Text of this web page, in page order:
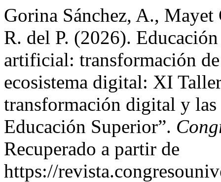
Gorina Sánchez, A.,
R. del P. (2026).
artificial: transformación
ecosistema digital: XI
transformación digital y las
Educación Superior”.
Recuperado a partir de
https://